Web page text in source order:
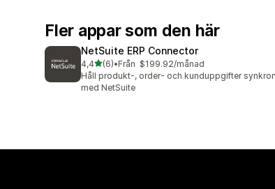
Fler appar som den här
NetSuite ERP Connector
4,4av 5 stjärnor
(6)
6 recensioner totalt
•Från $199.92/månad
Håll produkt-, order- och kunduppgifter
med NetSuite